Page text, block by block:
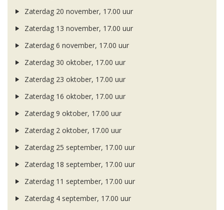
Zaterdag 20 november, 17.00 uur
Zaterdag 13 november, 17.00 uur
Zaterdag 6 november, 17.00 uur
Zaterdag 30 oktober, 17.00 uur
Zaterdag 23 oktober, 17.00 uur
Zaterdag 16 oktober, 17.00 uur
Zaterdag 9 oktober, 17.00 uur
Zaterdag 2 oktober, 17.00 uur
Zaterdag 25 september, 17.00 uur
Zaterdag 18 september, 17.00 uur
Zaterdag 11 september, 17.00 uur
Zaterdag 4 september, 17.00 uur